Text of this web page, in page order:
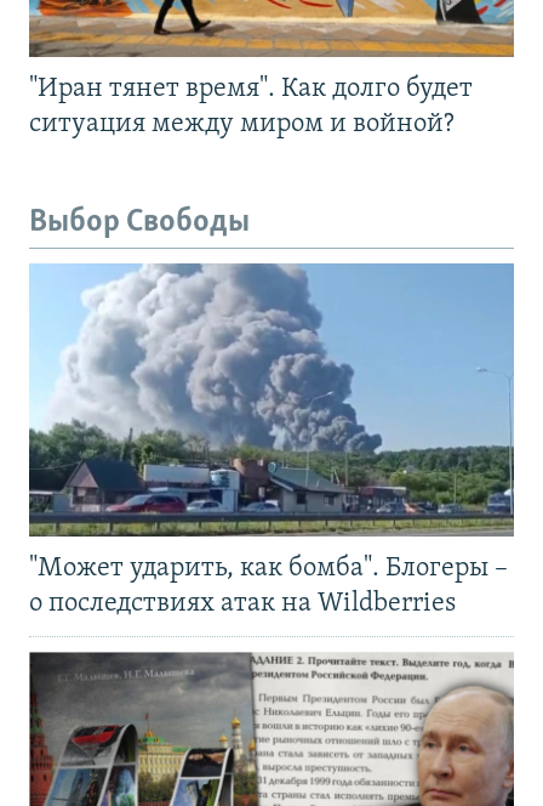
"Иран тянет время". Как долго будет
ситуация между миром и войной?
Выбор Свободы
"Может ударить, как бомба". Блогеры –
о последствиях атак на Wildberries